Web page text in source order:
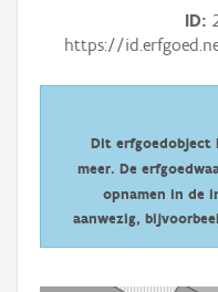
Persoon of collectief
Downloads
ID
https://
Dit erfgoedobject
meer. De
opnamen in de
aanwezig,